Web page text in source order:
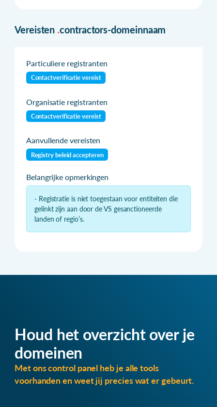
Vereisten .contractors-domeinnaam
Particuliere registranten
Contactverificatie vereist
Organisatie registranten
Contactverificatie vereist
Aanvullende vereisten
Registry beleid accepteren
Belangrijke opmerkingen
- Registratie is niet toegestaan voor entiteiten die
gelinkt zijn aan door de VS gesanctioneerde
landen of regio’s.
Houd het overzicht over je
domeinen
Met ons control panel heb je alle tools
voorhanden en weet jij precies wat er gebeurt.